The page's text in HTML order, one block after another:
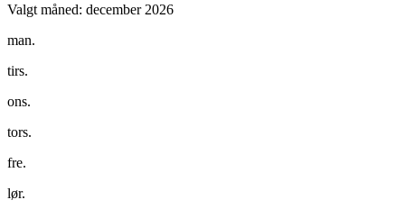
Valgt måned: december 2026
man.
tirs.
ons.
tors.
fre.
lør.